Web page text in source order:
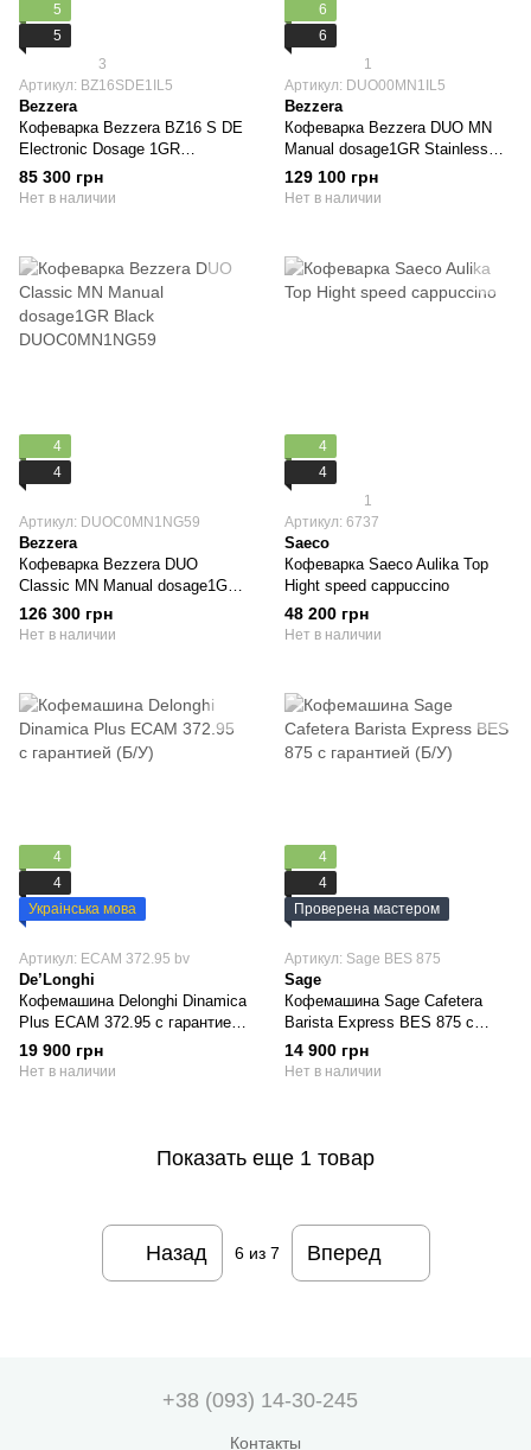
5
5
3
Артикул: BZ16SDE1IL5
Bezzera
Кофеварка Bezzera BZ16 S DE
Electronic Dosage 1GR
Stainless Steel BZ16SDE1IL5
85 300 грн
Нет в наличии
6
6
1
Артикул: DUO00MN1IL5
Bezzera
Кофеварка Bezzera DUO MN
Manual dosage1GR Stainless
Steel DUO00MN1IL5
129 100 грн
Нет в наличии
4
4
Артикул: DUOC0MN1NG59
Bezzera
Кофеварка Bezzera DUO
Classic MN Manual dosage1GR
Black DUOC0MN1NG59
126 300 грн
Нет в наличии
4
4
1
Артикул: 6737
Saeco
Кофеварка Saeco Aulika Top
Hight speed cappuccino
48 200 грн
Нет в наличии
4
4
Украінська мова
Артикул: ECAM 372.95 bv
De’Longhi
Кофемашина Delonghi Dinamica
Plus ECAM 372.95 с гарантией
(Б/У)
19 900 грн
Нет в наличии
4
4
Проверена мастером
Артикул: Sage BES 875
Sage
Кофемашина Sage Cafetera
Barista Express BES 875 с
гарантией (Б/У)
14 900 грн
Нет в наличии
Показать еще 1 товар
Назад 6из 7 Вперед
+38 (093) 14-30-245
Контакты